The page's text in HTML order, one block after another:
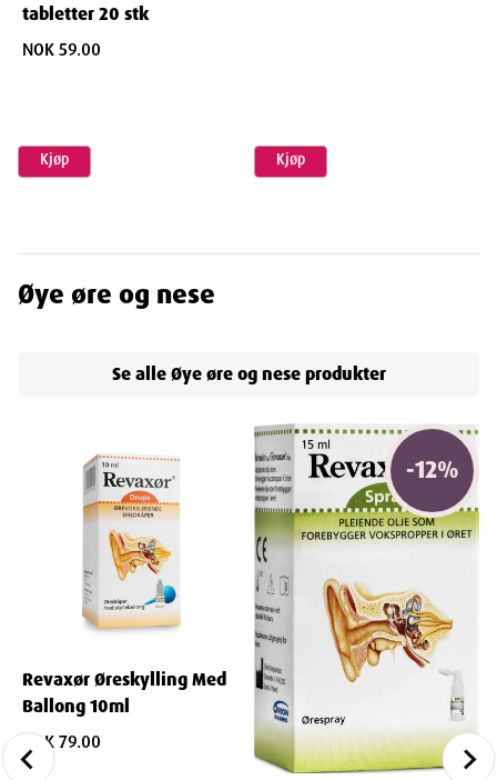
tabletter 20 stk
NOK 59.00
Kjøp Kjøp
Øye øre og nese
Se alleØye øre og neseprodukter
Revaxør Øreskylling Med
Ballong 10ml
NOK 79.00
-12%